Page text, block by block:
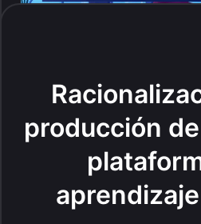
producción